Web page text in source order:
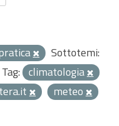
Sottotemi:
Tag: climatologia
meteo